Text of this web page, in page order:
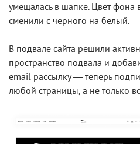
умещалась в шапке. Цвет фона
сменили с черного на белый.
В подвале сайта решили
пространство подвала и
email рассылку — теперь
любой страницы, а не только